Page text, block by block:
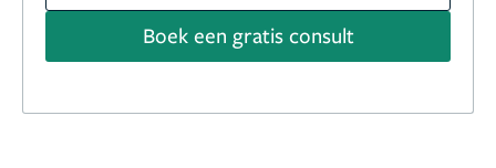
Boek een gratis consult